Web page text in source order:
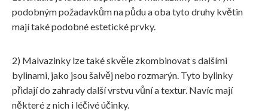
podobným požadavkům na půdu a oba tyto druhy květin
mají také podobné estetické prvky.
2) Malvazinky lze také skvěle zkombinovat s dalšími
bylinami, jako jsou šalvěj nebo rozmarýn. Tyto bylinky
přidají do zahrady další vrstvu vůní a textur. Navíc mají
některé z nich i léčivé účinky.